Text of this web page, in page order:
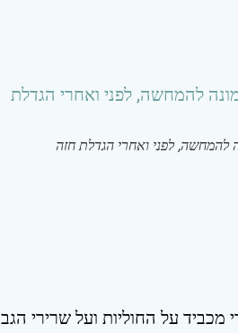
להמחשה, לפני ואחרי הגדלת חזה
על החוליות ועל שרירי הגב